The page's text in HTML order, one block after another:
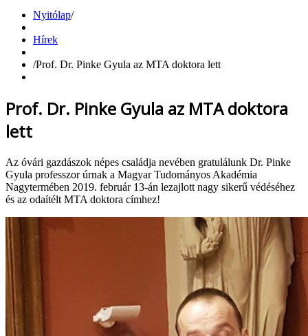
Nyitólap/
Hírek
/Prof. Dr. Pinke Gyula az MTA doktora lett
Prof. Dr. Pinke Gyula az MTA doktora
lett
Az óvári gazdászok népes családja nevében gratulálunk Dr. Pinke
Gyula professzor úrnak a Magyar Tudományos Akadémia
Nagytermében 2019. február 13-án lezajlott nagy sikerű védéséhez
és az odaítélt MTA doktora címhez!